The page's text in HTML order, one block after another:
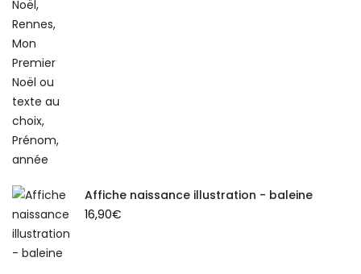
Affiche naissance illustration - baleine
16,90€